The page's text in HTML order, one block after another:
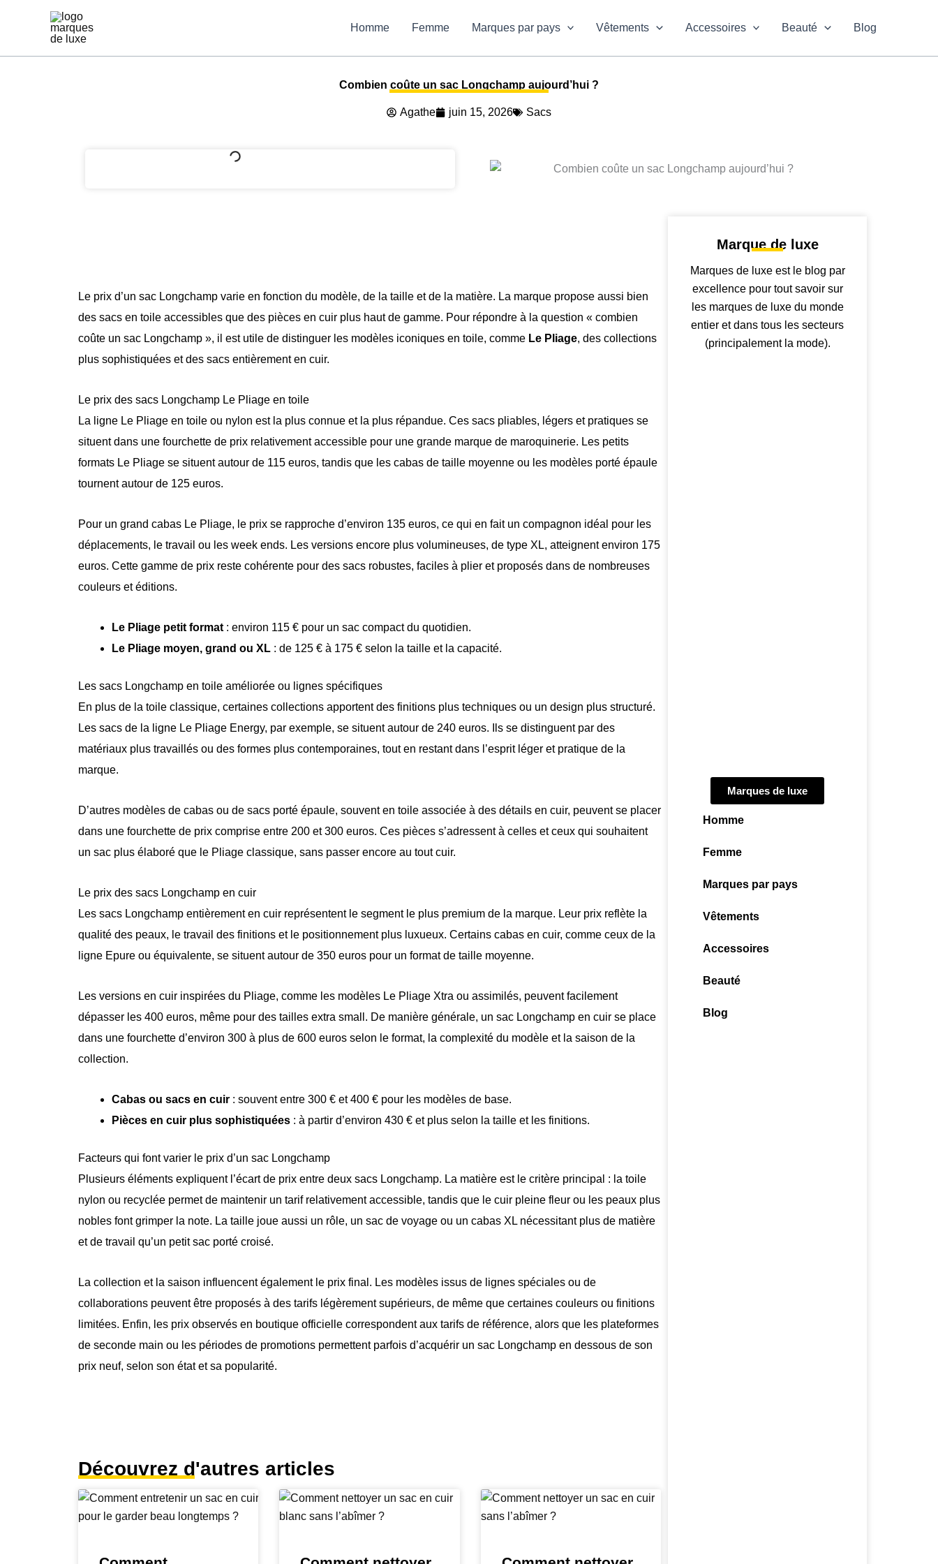
Homme Femme Marques par pays Vêtements Accessoires Beauté Blog
Combien coûte un sac Longchamp aujourd’hui ?
Agathe juin 15, 2026 Sacs
Le prix d’un sac Longchamp varie en fonction du modèle, de la taille et de la matière. La marque propose aussi bien
des sacs en toile accessibles que des pièces en cuir plus haut de gamme. Pour répondre à la question « combien
coûte un sac Longchamp », il est utile de distinguer les modèles iconiques en toile, comme Le Pliage, des collections
plus sophistiquées et des sacs entièrement en cuir.
Le prix des sacs Longchamp Le Pliage en toile
La ligne Le Pliage en toile ou nylon est la plus connue et la plus répandue. Ces sacs pliables, légers et pratiques se
situent dans une fourchette de prix relativement accessible pour une grande marque de maroquinerie. Les petits
formats Le Pliage se situent autour de 115 euros, tandis que les cabas de taille moyenne ou les modèles porté épaule
tournent autour de 125 euros.
Pour un grand cabas Le Pliage, le prix se rapproche d’environ 135 euros, ce qui en fait un compagnon idéal pour les
déplacements, le travail ou les week ends. Les versions encore plus volumineuses, de type XL, atteignent environ 175
euros. Cette gamme de prix reste cohérente pour des sacs robustes, faciles à plier et proposés dans de nombreuses
couleurs et éditions.
Le Pliage petit format : environ 115 € pour un sac compact du quotidien.
Le Pliage moyen, grand ou XL : de 125 € à 175 € selon la taille et la capacité.
Les sacs Longchamp en toile améliorée ou lignes spécifiques
En plus de la toile classique, certaines collections apportent des finitions plus techniques ou un design plus structuré.
Les sacs de la ligne Le Pliage Energy, par exemple, se situent autour de 240 euros. Ils se distinguent par des
matériaux plus travaillés ou des formes plus contemporaines, tout en restant dans l’esprit léger et pratique de la
marque.
D’autres modèles de cabas ou de sacs porté épaule, souvent en toile associée à des détails en cuir, peuvent se placer
dans une fourchette de prix comprise entre 200 et 300 euros. Ces pièces s’adressent à celles et ceux qui souhaitent
un sac plus élaboré que le Pliage classique, sans passer encore au tout cuir.
Le prix des sacs Longchamp en cuir
Les sacs Longchamp entièrement en cuir représentent le segment le plus premium de la marque. Leur prix reflète la
qualité des peaux, le travail des finitions et le positionnement plus luxueux. Certains cabas en cuir, comme ceux de la
ligne Epure ou équivalente, se situent autour de 350 euros pour un format de taille moyenne.
Les versions en cuir inspirées du Pliage, comme les modèles Le Pliage Xtra ou assimilés, peuvent facilement
dépasser les 400 euros, même pour des tailles extra small. De manière générale, un sac Longchamp en cuir se place
dans une fourchette d’environ 300 à plus de 600 euros selon le format, la complexité du modèle et la saison de la
collection.
Cabas ou sacs en cuir : souvent entre 300 € et 400 € pour les modèles de base.
Pièces en cuir plus sophistiquées : à partir d’environ 430 € et plus selon la taille et les finitions.
Facteurs qui font varier le prix d’un sac Longchamp
Plusieurs éléments expliquent l’écart de prix entre deux sacs Longchamp. La matière est le critère principal : la toile
nylon ou recyclée permet de maintenir un tarif relativement accessible, tandis que le cuir pleine fleur ou les peaux plus
nobles font grimper la note. La taille joue aussi un rôle, un sac de voyage ou un cabas XL nécessitant plus de matière
et de travail qu’un petit sac porté croisé.
La collection et la saison influencent également le prix final. Les modèles issus de lignes spéciales ou de
collaborations peuvent être proposés à des tarifs légèrement supérieurs, de même que certaines couleurs ou finitions
limitées. Enfin, les prix observés en boutique officielle correspondent aux tarifs de référence, alors que les plateformes
de seconde main ou les périodes de promotions permettent parfois d’acquérir un sac Longchamp en dessous de son
prix neuf, selon son état et sa popularité.
Découvrez d'autres articles
Marque de luxe
Marques de luxe est le blog par
excellence pour tout savoir sur
les marques de luxe du monde
entier et dans tous les secteurs
(principalement la mode).
Marques de luxe
Homme
Femme
Marques par pays
Vêtements
Accessoires
Beauté
Blog